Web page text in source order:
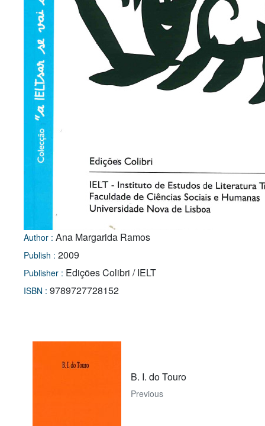
Author : Ana Margarida Ramos
Publish : 2009
Publisher : Edições Colibri / IELT
ISBN : 9789727728152
B. I. do Touro
Previous